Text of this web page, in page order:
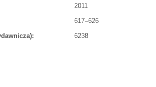
2011
617–626
6238